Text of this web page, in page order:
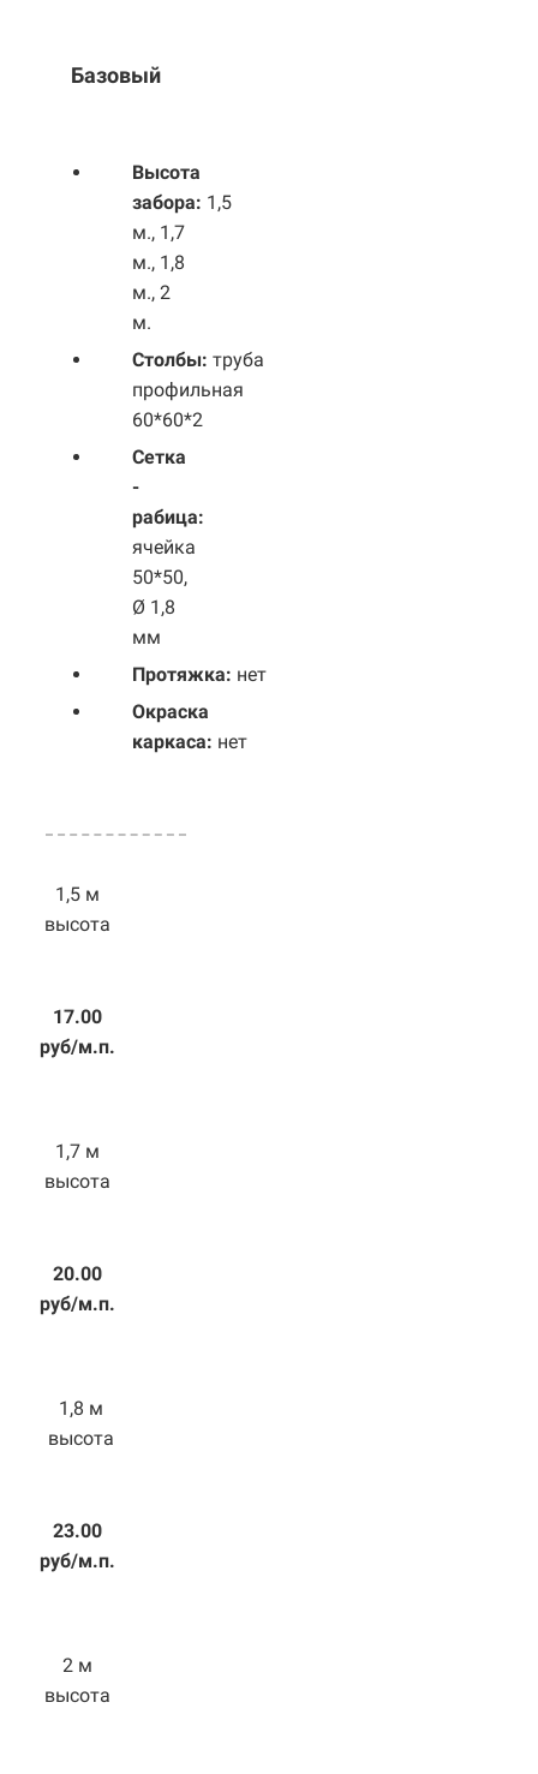
Базовый
Высота
забора: 1,5
м., 1,7
м., 1,8
м., 2
м.
Столбы: труба
профильная
60*60*2
Сетка
-
рабица:
ячейка
50*50,
Ø 1,8
мм
Протяжка: нет
Окраска
каркаса: нет
1,5 м
высота
17.00
руб/м.п.
1,7 м
высота
20.00
руб/м.п.
1,8 м
высота
23.00
руб/м.п.
2 м
высота